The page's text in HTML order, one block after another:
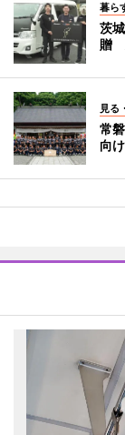
暮ら
茨
贈
見る
常
向